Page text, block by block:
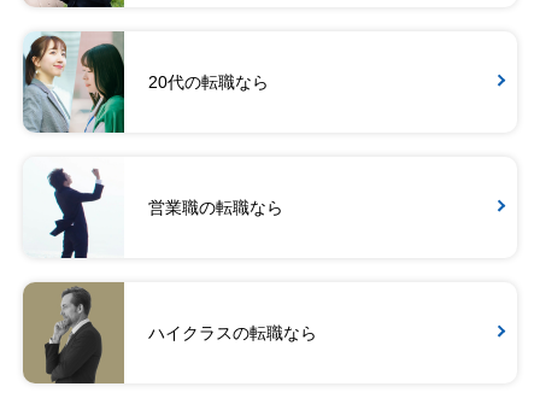
20代の転職なら
営業職の転職なら
ハイクラスの転職なら